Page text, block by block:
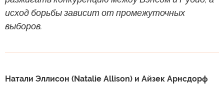
исход борьбы зависит от промежуточных
выборов.
Натали Эллисон (Natalie Allison) и Айзек Арнсдорф